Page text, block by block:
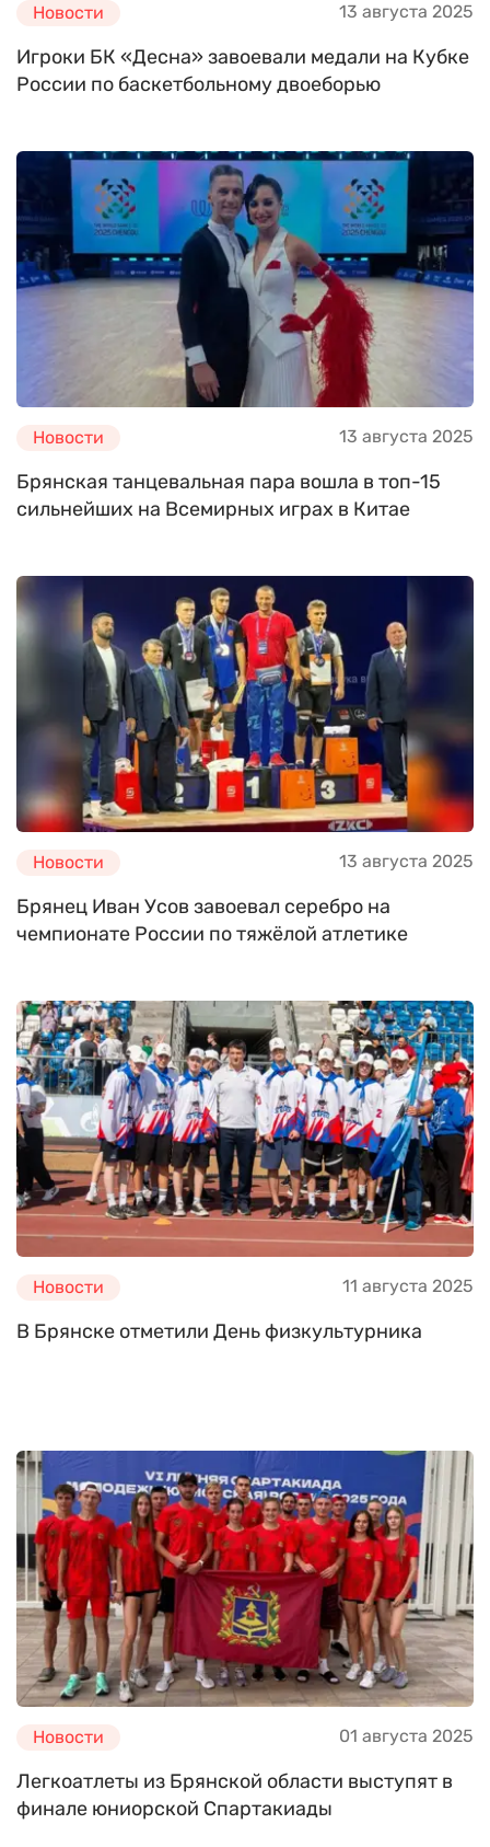
Новости 13 августа 2025
Игроки БК «Десна» завоевали медали на Кубке
России по баскетбольному двоеборью
Новости 13 августа 2025
Брянская танцевальная пара вошла в топ-15
сильнейших на Всемирных играх в Китае
Новости 13 августа 2025
Брянец Иван Усов завоевал серебро на
чемпионате России по тяжёлой атлетике
Новости 11 августа 2025
В Брянске отметили День физкультурника
Новости 01 августа 2025
Легкоатлеты из Брянской области выступят в
финале юниорской Спартакиады